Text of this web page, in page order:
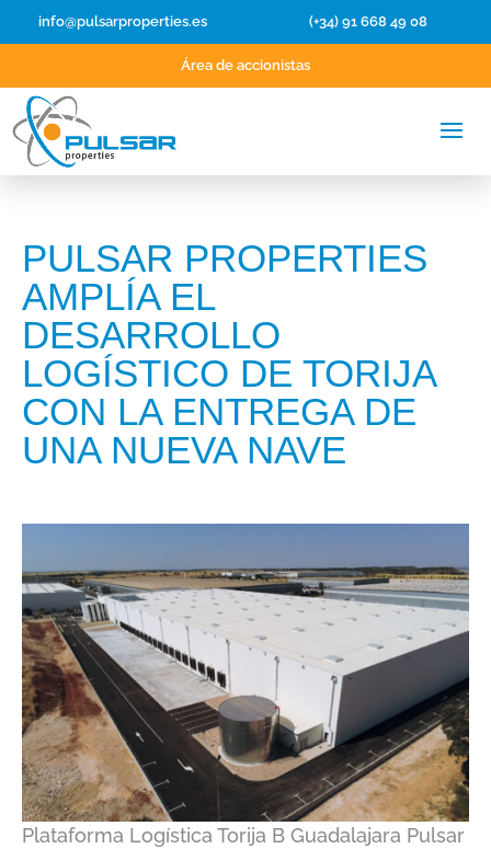
info@pulsarproperties.es (+34) 91 668 49 08
Área de accionistas
PULSAR PROPERTIES
AMPLÍA EL
DESARROLLO
LOGÍSTICO DE TORIJA
CON LA ENTREGA DE
UNA NUEVA NAVE
Plataforma Logística Torija B Guadalajara Pulsar